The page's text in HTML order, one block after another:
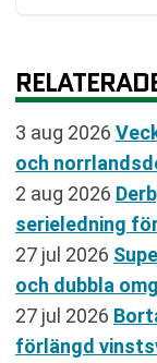
3 aug 2026
och
2 aug 2026
serieledning
27 jul 2026
och dubbla
27 jul 2026
förlängd